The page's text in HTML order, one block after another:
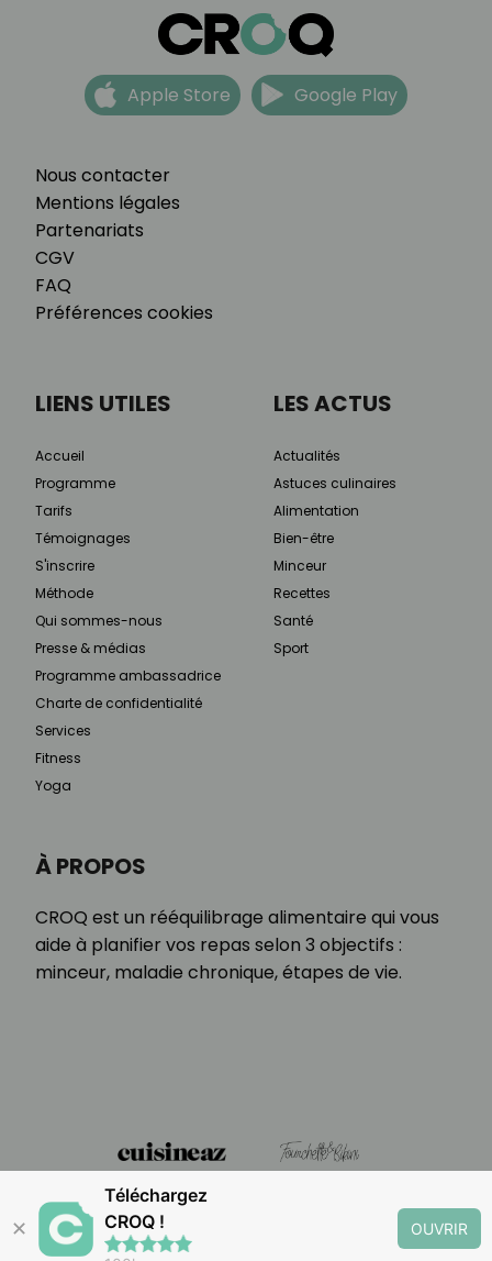
Nous contacter
Mentions légales
Partenariats
CGV
FAQ
Préférences cookies
Apple Store Google Play
À PROPOS
CROQ est un rééquilibrage alimentaire qui vous
aide à planifier vos repas selon 3 objectifs :
minceur, maladie chronique, étapes de vie.
LIENS UTILES
Accueil
Programme
Tarifs
Témoignages
S'inscrire
Méthode
Qui sommes-nous
Presse & médias
Programme ambassadrice
Charte de confidentialité
Services
Fitness
Yoga
LES ACTUS
Actualités
Astuces culinaires
Alimentation
Bien-être
Minceur
Recettes
Santé
Sport
✕
Téléchargez
CROQ !
OUVRIR